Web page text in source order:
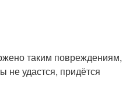
таким повреждениям,
не удастся, придётся